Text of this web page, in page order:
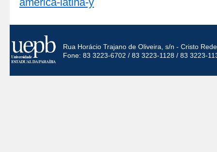
Rua Horácio Trajano de Oliveira, s/n - Cristo
Fone: 83 3223-6702 / 83 3223-1128 / 83 3223-